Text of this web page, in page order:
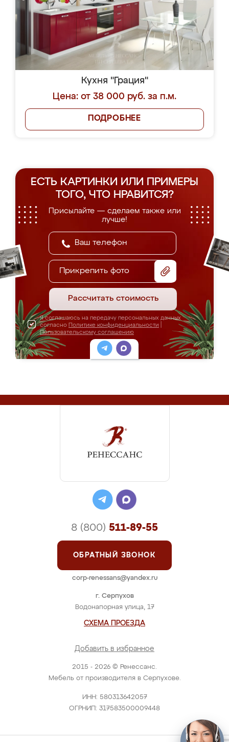
Кухня "Грация"
Цена: от 38 000 руб. за п.м.
ПОДРОБНЕЕ
ЕСТЬ КАРТИНКИ ИЛИ ПРИМЕРЫ
ТОГО, ЧТО НРАВИТСЯ?
Присылайте — сделаем также или
лучше!
Прикрепить фото
Рассчитать стоимость
Я соглашаюсь на передачу персональных данных
согласно Политике конфиденциальности
Пользовательскому соглашению
2015 - 2026 © Ренессанс.
Мебель от производителя в Серпухове.
ИНН: 580313642057
ОГРНИП: 317583500009448
г. Серпухов
Водонапорная улица, 17
СХЕМА ПРОЕЗДА
Добавить в избранное
8 (800) 511-89-55
ОБРАТНЫЙ ЗВОНОК
corp-renessans@yandex.ru